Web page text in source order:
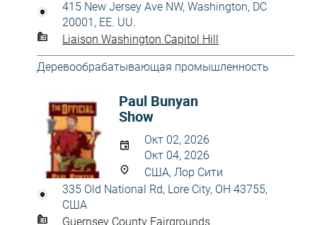
415 New Jersey Ave NW, Washington, DC
20001, EE. UU.
Liaison Washington Capitol Hill
Деревообрабатывающая промышленность
Paul Bunyan
Show
Окт 02, 2026
Окт 04, 2026
США, Лор Сити
335 Old National Rd, Lore City, OH 43755,
США
Guernsey County Fairgrounds